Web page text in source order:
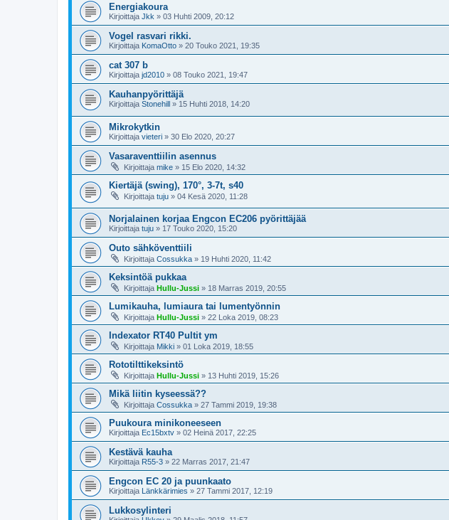
Energiakoura
Kirjoittaja Jkk » 03 Huhti 2009, 20:12
Vogel rasvari rikki.
Kirjoittaja KomaOtto » 20 Touko 2021, 19:35
cat 307 b
Kirjoittaja jd2010 » 08 Touko 2021, 19:47
Kauhanpyörittäjä
Kirjoittaja Stonehill » 15 Huhti 2018, 14:20
Mikrokytkin
Kirjoittaja vieteri » 30 Elo 2020, 20:27
Vasaraventtiilin asennus
Kirjoittaja mike » 15 Elo 2020, 14:32
Kiertäjä (swing), 170°, 3-7t, s40
Kirjoittaja tuju » 04 Kesä 2020, 11:28
Norjalainen korjaa Engcon EC206 pyörittäjää
Kirjoittaja tuju » 17 Touko 2020, 15:20
Outo sähköventtiili
Kirjoittaja Cossukka » 19 Huhti 2020, 11:42
Keksintöä pukkaa
Kirjoittaja Hullu-Jussi » 18 Marras 2019, 20:55
Lumikauha, lumiaura tai lumentyönnin
Kirjoittaja Hullu-Jussi » 22 Loka 2019, 08:23
Indexator RT40 Pultit ym
Kirjoittaja Mikki » 01 Loka 2019, 18:55
Rototilttikeksintö
Kirjoittaja Hullu-Jussi » 13 Huhti 2019, 15:26
Mikä liitin kyseessä??
Kirjoittaja Cossukka » 27 Tammi 2019, 19:38
Puukoura minikoneeseen
Kirjoittaja Ec15bxtv » 02 Heinä 2017, 22:25
Kestävä kauha
Kirjoittaja R55-3 » 22 Marras 2017, 21:47
Engcon EC 20 ja puunkaato
Kirjoittaja Länkkärimies » 27 Tammi 2017, 12:19
Lukkosylinteri